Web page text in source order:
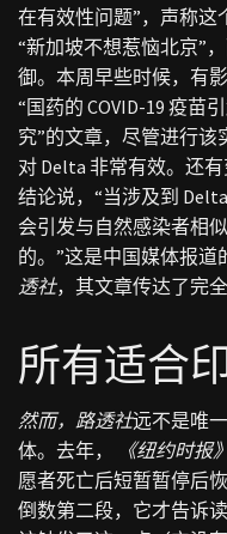
在有效性问题”，声称这
“新加坡不想惹恼北京”
御。本周早些时候，有
“国药的 COVID-19 疫
究”的文章，尽管进行该
对 Delta 非常有效。还
结论说，“当涉及到
会引发与自然感染者相
的。”这是中国媒体报
透社，其文章传达了完
所有适合
然而，路透社远不是唯
体。去年，
《纽约时报》
愿者死亡后短暂暂停后
倒数第二段，它才告诉